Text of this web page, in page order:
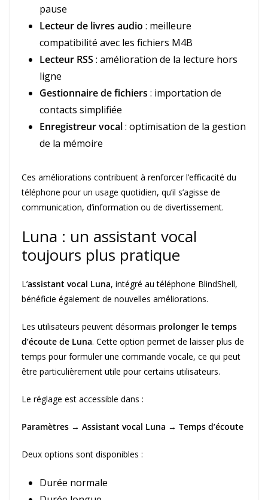
pause
Lecteur de livres audio : meilleure
compatibilité avec les fichiers M4B
Lecteur RSS : amélioration de la lecture hors
ligne
Gestionnaire de fichiers : importation de
contacts simplifiée
Enregistreur vocal: optimisation de la gestion
de la mémoire
Ces améliorations contribuent à renforcer l’efficacité du
téléphone pour un usage quotidien, qu’il s’agisse de
communication, d’information ou de divertissement.
Luna : un assistant vocal
toujours plus pratique
L’assistant vocal Luna, intégré au téléphone BlindShell,
bénéficie également de nouvelles améliorations.
Les utilisateurs peuvent désormais prolonger le temps
d’écoute de Luna. Cette option permet de laisser plus de
temps pour formuler une commande vocale, ce qui peut
être particulièrement utile pour certains utilisateurs.
Le réglage est accessible dans :
Paramètres → Assistant vocal Luna → Temps d’écoute
Deux options sont disponibles :
Durée normale